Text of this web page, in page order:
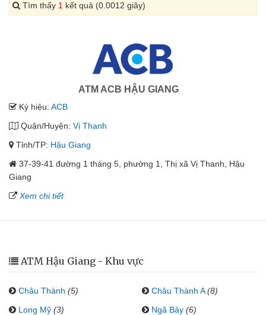
Tìm thấy 1 kết quả (0.0012 giây)
ATM ACB HẬU GIANG
Ký hiệu: ACB
Quận/Huyện: Vị Thanh
Tỉnh/TP: Hậu Giang
37-39-41 đường 1 tháng 5, phường 1, Thị xã Vị Thanh, Hậu
Giang
Xem chi tiết
ATM Hậu Giang - Khu vực
Châu Thành (5) Châu Thành A (8)
Long Mỹ (3) Ngã Bảy (6)